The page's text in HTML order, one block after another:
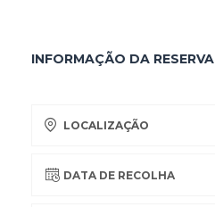
INFORMAÇÃO DA RESERVA
LOCALIZAÇÃO
DATA DE RECOLHA